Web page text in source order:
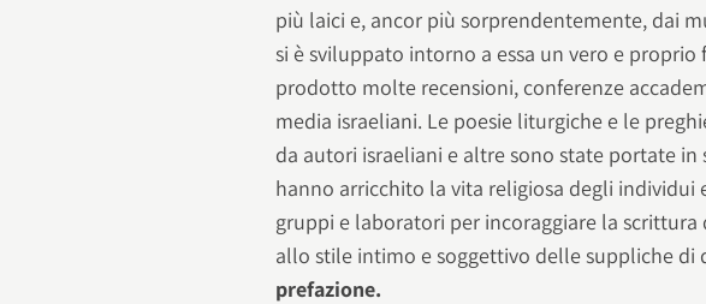
più laici e, ancor più sorprendentemente, dai
si è sviluppato intorno a essa un vero e
prodotto molte recensioni, conferenze
media israeliani. Le poesie liturgiche e le
da autori israeliani e altre sono state portate
hanno arricchito la vita religiosa degli individui
gruppi e laboratori per incoraggiare la
allo stile intimo e soggettivo delle suppliche di
prefazione.